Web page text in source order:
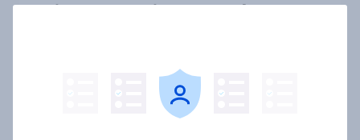
Wie FRoSTA mit YouGov Shopper
Kategorie identifiziert hat
Case Study